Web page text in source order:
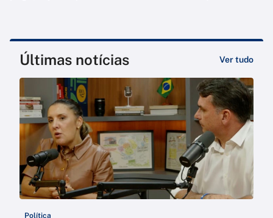
Últimas notícias Ver tudo
Política